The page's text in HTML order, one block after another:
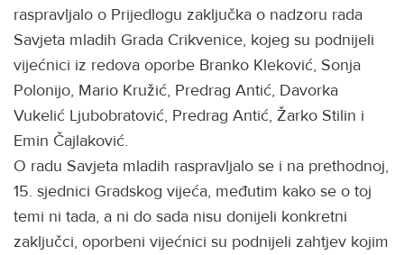
raspravljalo o Prijedlogu zaključka o nadzoru rada
Savjeta mladih Grada Crikvenice, kojeg su podnijeli
vijećnici iz redova oporbe Branko Kleković, Sonja
Polonijo, Mario Kružić, Predrag Antić, Davorka
Vukelić Ljubobratović, Predrag Antić, Žarko Stilin i
Emin Čajlaković.
O radu Savjeta mladih raspravljalo se i na prethodnoj,
15. sjednici Gradskog vijeća, međutim kako se o toj
temi ni tada, a ni do sada nisu donijeli konkretni
zaključci, oporbeni vijećnici su podnijeli zahtjev kojim